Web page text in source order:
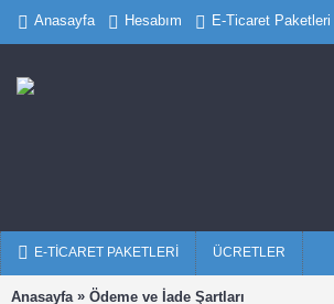
Anasayfa Hesabım E-Ticaret Paketleri
E-TICARET PAKETLERI ÜCRETLER
Anasayfa » Ödeme ve İade Şartları